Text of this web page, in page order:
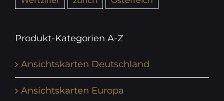
Produkt-Kategorien A-Z
Ansichtskarten Deutschland
Ansichtskarten Europa